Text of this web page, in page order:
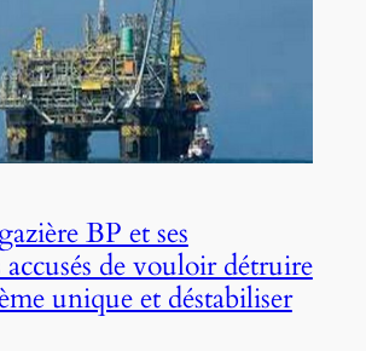
BP et ses
accusés de vouloir détruire
unique et déstabiliser